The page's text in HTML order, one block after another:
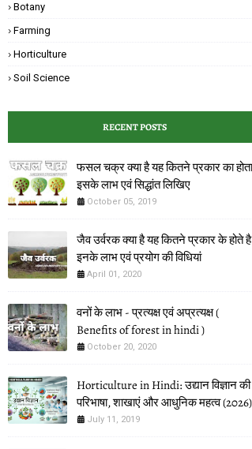
Botany
Farming
Horticulture
Soil Science
RECENT POSTS
फसल चक्र क्या है यह कितने प्रकार का
इसके लाभ एवं ‌सिद्धांत लिखिए
October 05, 2019
जैव उर्वरक क्या है यह कितने प्रकार के होते है
इनके लाभ एवं प्रयोग की विधियां
April 01, 2020
वनों के लाभ - प्रत्यक्ष एवं अप्रत्यक्ष (
Benefits of forest in hindi )
October 20, 2020
Horticulture in Hindi: उद्यान विज्ञान की
परिभाषा, शाखाएं और आधुनिक महत्व (2026)
July 11, 2019